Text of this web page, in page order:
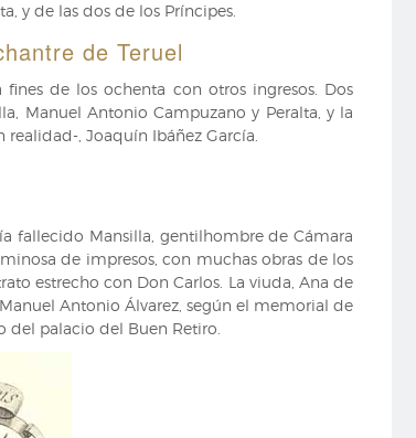
y de las dos de los Príncipes.
de Teruel
de los ochenta con otros ingresos. Dos
Manuel Antonio Campuzano y Peralta, y la
realidad-, Joaquín Ibáñez García.
fallecido Mansilla, gentilhombre de Cámara
de impresos, con muchas obras de los
estrecho con Don Carlos. La viuda, Ana de
Antonio Álvarez, según el memorial de
del palacio del Buen Retiro.